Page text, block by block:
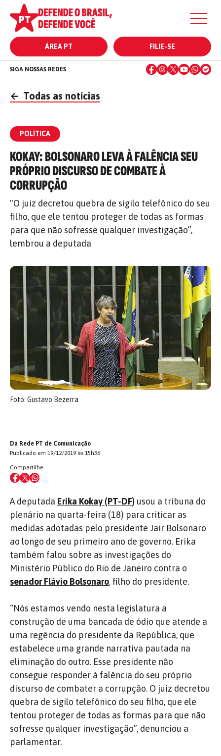
ÁREA PT FILIE-SE
SIGA NOSSAS REDES
← Todas as notícias
POLÍTICA
KOKAY: BOLSONARO LEVA À FALÊNCIA SEU
PRÓPRIO DISCURSO DE COMBATE À
CORRUPÇÃO
"O juiz decretou quebra de sigilo telefônico do seu
filho, que ele tentou proteger de todas as formas
para que não sofresse qualquer investigação”,
lembrou a deputada
Foto: Gustavo Bezerra
Da Rede PT de Comunicação
Publicado em 19/12/2019 às 15h36
Compartilhe
A deputada Erika Kokay (PT-DF) usou a tribuna do
plenário na quarta-feira (18) para criticar as
medidas adotadas pelo presidente Jair Bolsonaro
ao longo de seu primeiro ano de governo. Erika
também falou sobre as investigações do
Ministério Público do Rio de Janeiro contra o
senador Flávio Bolsonaro, filho do presidente.
“Nós estamos vendo nesta legislatura a
construção de uma bancada de ódio que atende a
uma regência do presidente da República, que
estabelece uma grande narrativa pautada na
eliminação do outro. Esse presidente não
consegue responder à falência do seu próprio
discurso de combater a corrupção. O juiz decretou
quebra de sigilo telefônico do seu filho, que ele
tentou proteger de todas as formas para que não
sofresse qualquer investigação”, denunciou a
parlamentar.